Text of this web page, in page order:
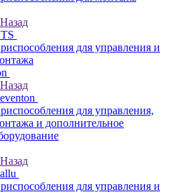
Назад
для управления и
Назад
для управления,
и дополнительное
Назад
для управления и